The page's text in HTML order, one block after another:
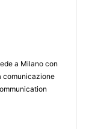
a Milano con
comunicazione